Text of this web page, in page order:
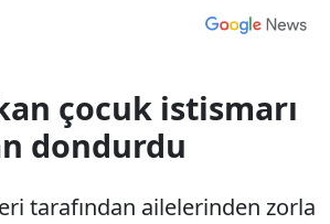
çocuk istismarı
dondurdu
tarafından ailelerinden zorla